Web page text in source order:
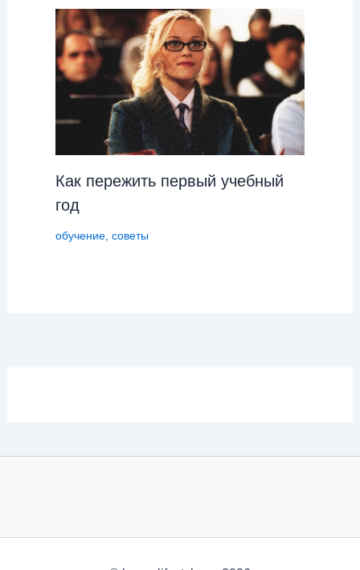
Как пережить первый учебный
год
обучение, советы